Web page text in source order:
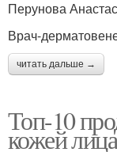
Перунова
Врач-
читать дальше →
Топ-10
кожей